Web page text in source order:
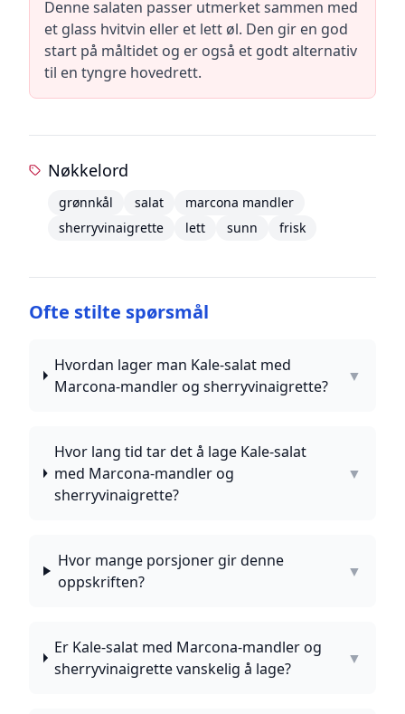
Denne salaten passer utmerket sammen med
et glass hvitvin eller et lett øl. Den gir en god
start på måltidet og er også et godt alternativ
til en tyngre hovedrett.
Nøkkelord
grønnkål salat
marcona mandler
sherryvinaigrette
lett sunn frisk
Ofte stilte spørsmål
Hvordan lager man Kale-salat med
Marcona-mandler og sherryvinaigrette?
▼
Hvor lang tid tar det å lage Kale-salat
med Marcona-mandler og
sherryvinaigrette?
▼
Hvor mange porsjoner gir denne
oppskriften?
▼
Er Kale-salat med Marcona-mandler og
sherryvinaigrette vanskelig å lage?
▼